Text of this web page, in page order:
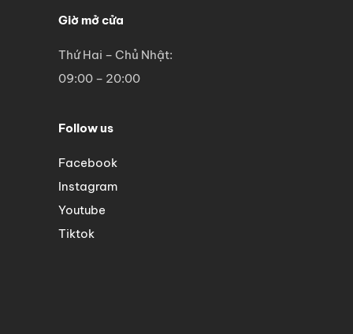
Giờ mở cửa
Thứ Hai – Chủ Nhật:
09:00 – 20:00
Follow us
Facebook
Instagram
Youtube
Tiktok